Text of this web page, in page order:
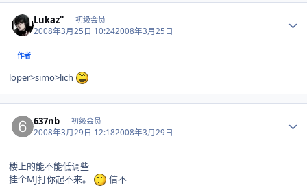
Lukaz'' 初级会员
2008年3月25日 10:242008年3月25日
作者
loper>simo>lich
637nb 初级会员
2008年3月29日 12:182008年3月29日
楼上的能不能低调些
挂个MJ打你起不来。
信不